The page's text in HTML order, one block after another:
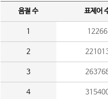
음절 수 표제어
1 12266
2
3
4